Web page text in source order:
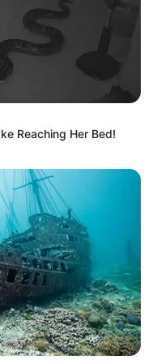
al recurso.
humanos, señala que
3 o 4 de la mañana
que le vendan
generaconflictos
las condiciones
sentenció.
Públicos de
60 barrios
para beneficiar
tanto a la compañía
hacer estas malas
también se generan
que el agua llegue de
precisó Isis Navarro,
Reaching Her Bed!